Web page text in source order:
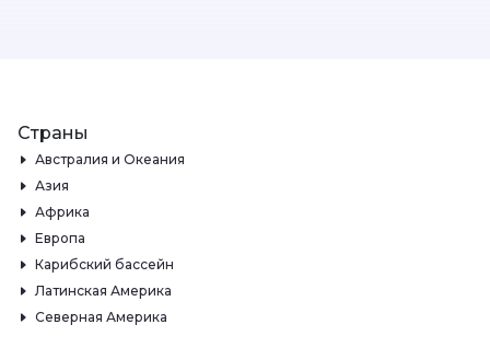
Страны
Австралия и Океания
Азия
Африка
Европа
Карибский бассейн
Латинская Америка
Северная Америка